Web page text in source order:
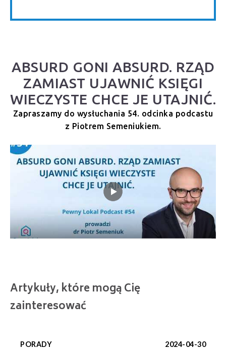
ABSURD GONI ABSURD. RZĄD
ZAMIAST UJAWNIĆ KSIĘGI
WIECZYSTE CHCE JE UTAJNIĆ.
Zapraszamy do wysłuchania 54. odcinka podcastu
z Piotrem Semeniukiem.
Artykuły, które mogą Cię
zainteresować
PORADY 2024-04-30